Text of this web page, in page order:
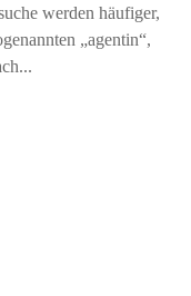
werden häufiger,
„agentin“,